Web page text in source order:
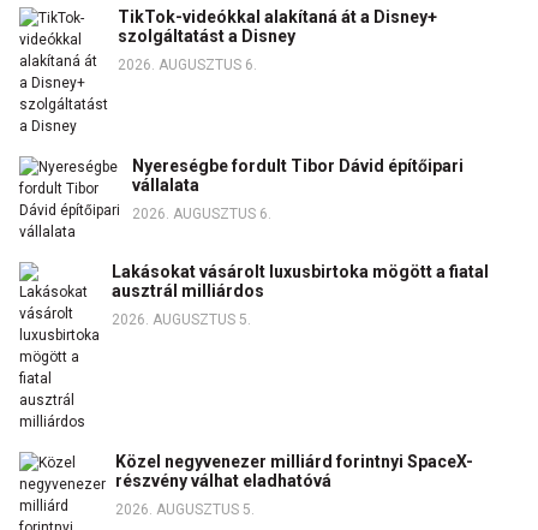
TikTok-videókkal alakítaná át a Disney+
szolgáltatást a Disney
2026. AUGUSZTUS 6.
Nyereségbe fordult Tibor Dávid építőipari
vállalata
2026. AUGUSZTUS 6.
Lakásokat vásárolt luxusbirtoka mögött a fiatal
ausztrál milliárdos
2026. AUGUSZTUS 5.
Közel negyvenezer milliárd forintnyi SpaceX-
részvény válhat eladhatóvá
2026. AUGUSZTUS 5.